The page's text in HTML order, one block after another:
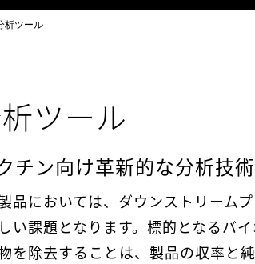
析ツール
ツール
チン向け革新的な分析技術
品においては、ダウンストリーム
い課題となります。標的となるバ
を除去することは、製品の収率と